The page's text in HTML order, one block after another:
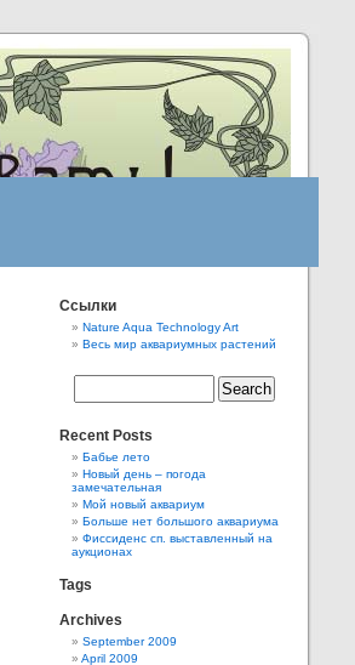
Ссылки
Nature Aqua Technology Art
Весь мир аквариумных растений
Recent Posts
Бабье лето
Новый день – погода
замечательная
Мой новый аквариум
Больше нет большого аквариума
Фиссиденс сп. выставленный на
аукционах
Tags
Archives
September 2009
April 2009